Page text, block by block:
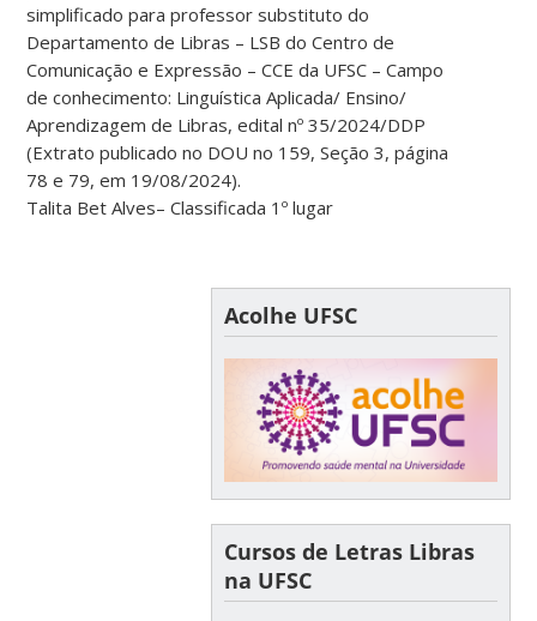
simplificado para professor substituto do
Departamento de Libras – LSB do Centro de
Comunicação e Expressão – CCE da UFSC – Campo
de conhecimento: Linguística Aplicada/ Ensino/
Aprendizagem de Libras, edital nº 35/2024/DDP
(Extrato publicado no DOU no 159, Seção 3, página
78 e 79, em 19/08/2024).
Talita Bet Alves– Classificada 1º lugar
Acolhe UFSC
Cursos de Letras Libras
na UFSC